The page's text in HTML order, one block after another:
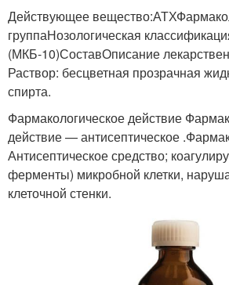
Действующее
группаНозологическая
(МКБ-10)СоставОписание
Раствор: бесцветная прозрачная
спирта.
Фармакологическое действие
действие — антисептическое
Антисептическое средство;
ферменты) микробной клетки,
клеточной стенки.